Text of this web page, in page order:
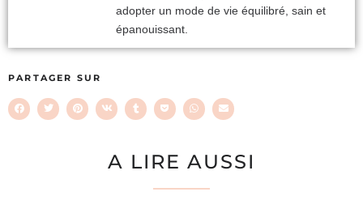
adopter un mode de vie équilibré, sain et
épanouissant.
PARTAGER SUR
A LIRE AUSSI